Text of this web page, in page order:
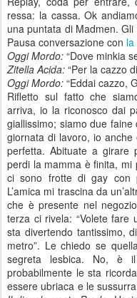
ressa: la cassa. Ok
una puntata di Madmen.
Pausa conversazione con
Oggi Mordo: “Dove minkia
Zitella Acida: “Per la cazzo
Oggi Mordo: “Eddai cazzo,
Rifletto sul fatto che
arriva, io la riconosco dai
giallissimo; siamo due
giornata di lavoro, io
perfetta. Abituate a
perdi la mamma è finita, mi
ci sono frotte di gay con
L’amica mi trascina da
che è presente nel
terza ci rivela: “Volete fare
sta divertendo tantissimo,
metro”. Le chiedo se
segreta lesbica. No, è il
probabilmente le sta
essere ubriaca e le